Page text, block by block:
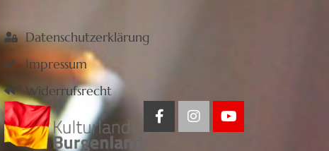
Datenschutzerklärung
Impressum
Widerrufsrecht